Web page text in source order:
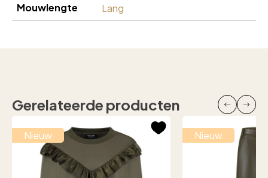
Mouwlengte
Lang
Gerelateerde producten
Nieuw Nieuw